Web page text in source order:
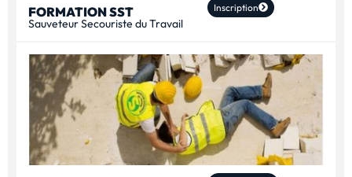
FORMATION SST
Sauveteur Secouriste du Travail
Inscription